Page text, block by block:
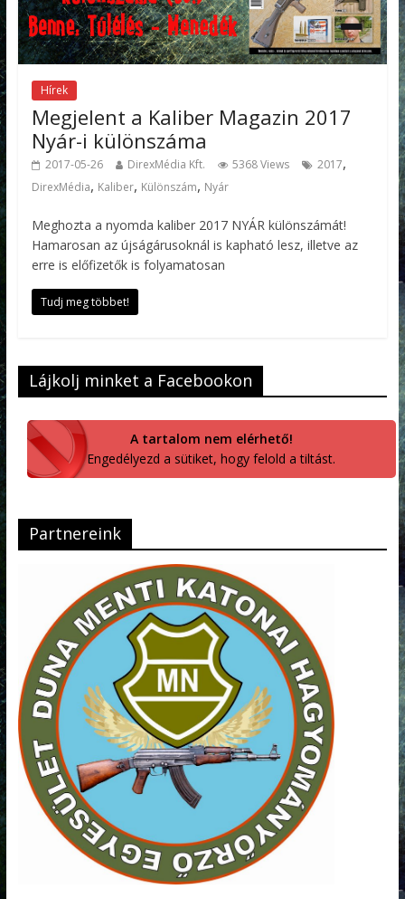
Hírek
Megjelent a Kaliber Magazin 2017
Nyár-i különszáma
2017-05-26 DirexMédia Kft. 5368 Views 2017,
DirexMédia, Kaliber, Különszám, Nyár
Meghozta a nyomda kaliber 2017 NYÁR különszámát!
Hamarosan az újságárusoknál is kapható lesz, illetve az
erre is előfizetők is folyamatosan
Tudj meg többet!
Lájkolj minket a Facebookon
A tartalom nem elérhető!
Engedélyezd a sütiket, hogy felold a tiltást.
Partnereink